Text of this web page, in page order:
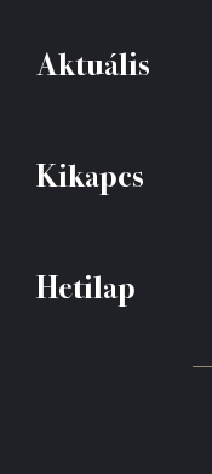
Aktuális
Kikapcs
Hetilap